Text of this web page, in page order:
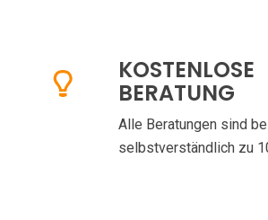
KOSTENLOSE
BERATUNG
Alle Beratungen sind
selbstverständlich zu